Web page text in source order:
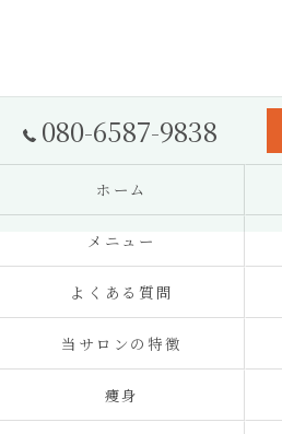
080-6587-9838
ホーム
メニュー
よくある質問
当サロンの特徴
痩身